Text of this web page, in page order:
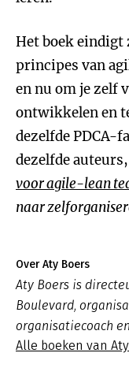
Het boek eindigt
principes van
en nu om je zelf
ontwikkelen en
dezelfde PDCA-
dezelfde
voor agile-lean
naar
Over Aty Boers
Aty Boers is
Boulevard,
organisatiecoach
Alle boeken van